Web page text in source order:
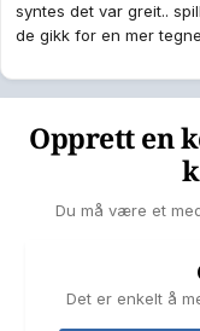
syntes det var greit..
de gikk for en mer
Opprett en
Du må være et
Det er enkelt å